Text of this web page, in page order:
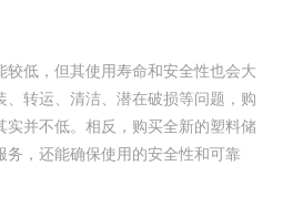
较低，但其使用寿命和安全性也会大
转运、清洁、潜在破损等问题，购
并不低。相反，购买全新的塑料储
，还能确保使用的安全性和可靠